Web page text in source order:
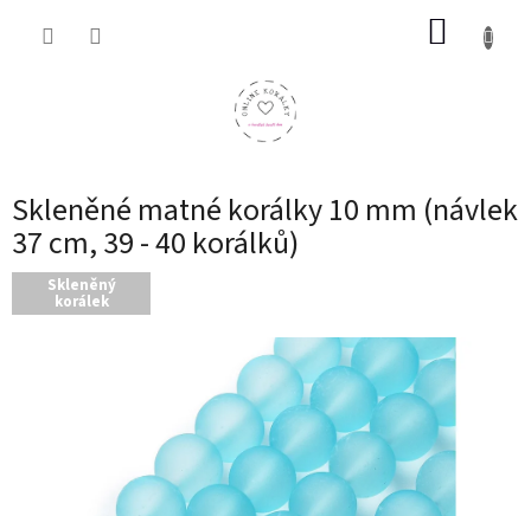
Skleněné matné korálky 10 mm (návlek
37 cm, 39 - 40 korálků)
Skleněný
korálek